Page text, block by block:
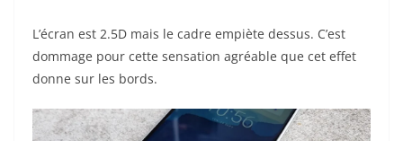
L’écran est 2.5D mais le cadre empiète dessus. C’est
dommage pour cette sensation agréable que cet effet
donne sur les bords.